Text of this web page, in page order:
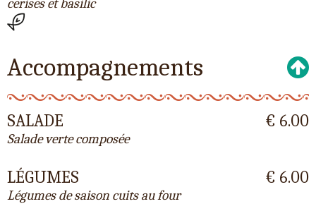
cerises et basilic
Accompagnements
SALADE
Salade verte composée
€ 6.00
LÉGUMES
Légumes de saison cuits au four
€ 6.00